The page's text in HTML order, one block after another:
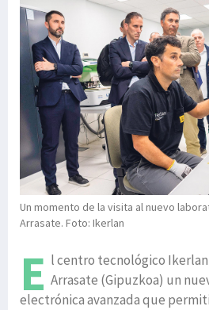
Un momento de la visita al nuevo
Arrasate. Foto: Ikerlan
E l centro tecnológico
Arrasate (Gipuzkoa) un
electrónica avanzada que